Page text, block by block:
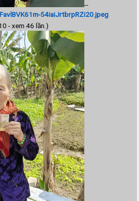
--
54iaiJrtbrpRZi20.jpeg
- xem 46 lần.)